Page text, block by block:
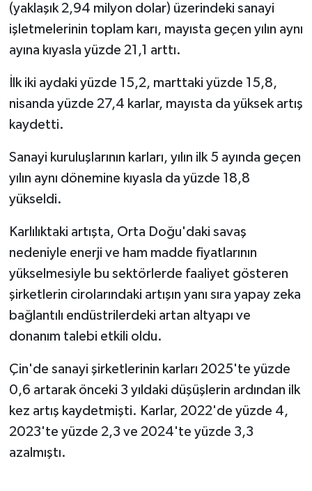
(yaklaşık 2,94 milyon dolar) üzerindeki sanayi
işletmelerinin toplam karı, mayısta geçen yılın aynı
ayına kıyasla yüzde 21,1 arttı.
İlk iki aydaki yüzde 15,2, marttaki yüzde 15,8,
nisanda yüzde 27,4 karlar, mayısta da yüksek artış
kaydetti.
Sanayi kuruluşlarının karları, yılın ilk 5 ayında geçen
yılın aynı dönemine kıyasla da yüzde 18,8
yükseldi.
Karlılıktaki artışta, Orta Doğu'daki savaş
nedeniyle enerji ve ham madde fiyatlarının
yükselmesiyle bu sektörlerde faaliyet gösteren
şirketlerin cirolarındaki artışın yanı sıra yapay zeka
bağlantılı endüstrilerdeki artan altyapı ve
donanım talebi etkili oldu.
Çin'de sanayi şirketlerinin karları 2025'te yüzde
0,6 artarak önceki 3 yıldaki düşüşlerin ardından ilk
kez artış kaydetmişti. Karlar, 2022'de yüzde 4,
2023'te yüzde 2,3 ve 2024'te yüzde 3,3
azalmıştı.